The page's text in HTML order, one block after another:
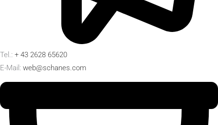
Tel.: + 43 2628 65620
E-Mail: web@schanes.com